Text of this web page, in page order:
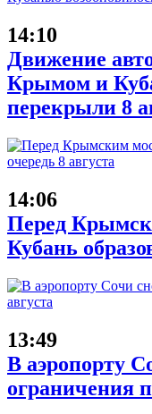
14:10
Движение
Крымом и
перекрыли 8
14:06
Перед
Кубань
13:49
В аэропорту
ограничения